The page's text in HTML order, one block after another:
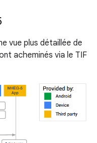
vue plus détaillée de
acheminés via le TIF